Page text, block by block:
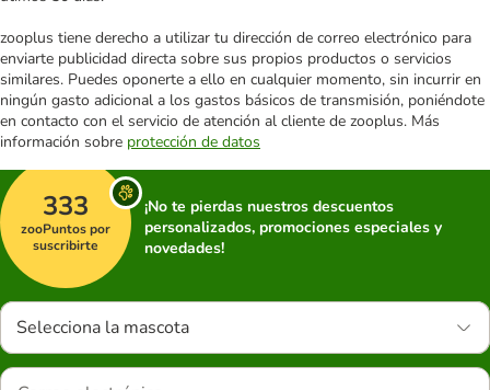
zooplus tiene derecho a utilizar tu dirección de correo electrónico para
enviarte publicidad directa sobre sus propios productos o servicios
similares. Puedes oponerte a ello en cualquier momento, sin incurrir en
ningún gasto adicional a los gastos básicos de transmisión, poniéndote
en contacto con el servicio de atención al cliente de zooplus. Más
información sobre protección de datos
333
zooPuntos por
suscribirte
¡No te pierdas nuestros descuentos
personalizados, promociones especiales y
novedades!
Selecciona la mascota